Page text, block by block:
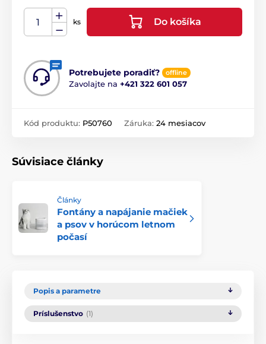
ks Do košíka
Potrebujete poradiť? offline
Zavolajte na +421 322 601 057
Kód produktu: P50760 Záruka: 24 mesiacov
Súvisiace články
Články
Fontány a napájanie mačiek
a psov v horúcom letnom
počasí
Popis a parametre
Príslušenstvo (1)